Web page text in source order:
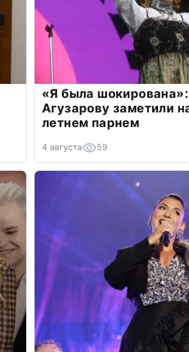
«Я была
Агузарову заметили
летнем парнем
4 августа 59